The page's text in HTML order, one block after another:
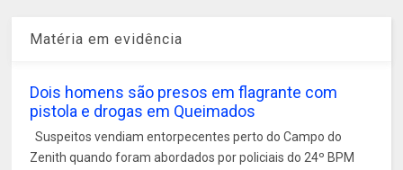
Matéria em evidência
Dois homens são presos em flagrante com
pistola e drogas em Queimados
Suspeitos vendiam entorpecentes perto do Campo do
Zenith quando foram abordados por policiais do 24º BPM